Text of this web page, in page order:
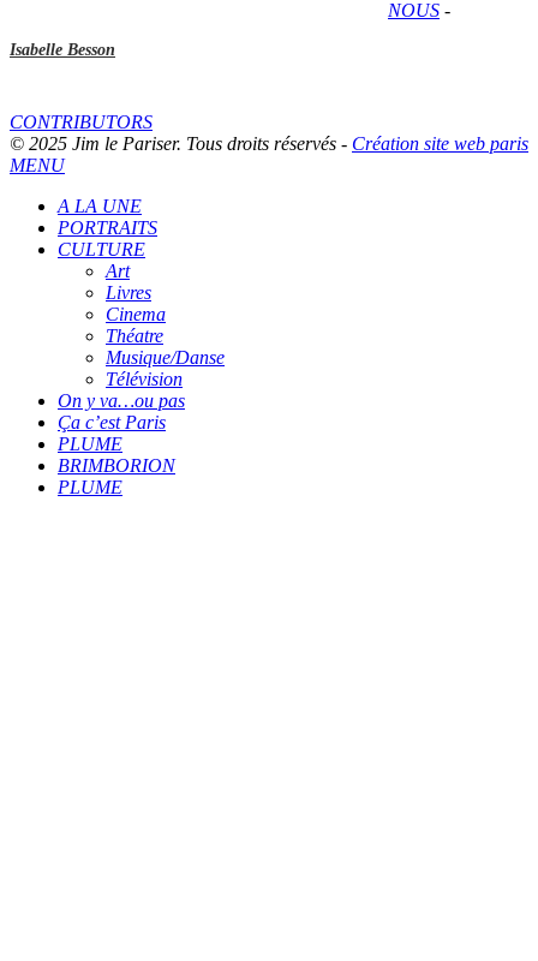
Isabelle Besson
NOUS -
CONTRIBUTORS
© 2025 Jim le Pariser. Tous droits réservés - Création site web paris
MENU
A LA UNE
PORTRAITS
CULTURE
Art
Livres
Cinema
Théatre
Musique/Danse
Télévision
On y va…ou pas
Ça c’est Paris
PLUME
BRIMBORION
PLUME